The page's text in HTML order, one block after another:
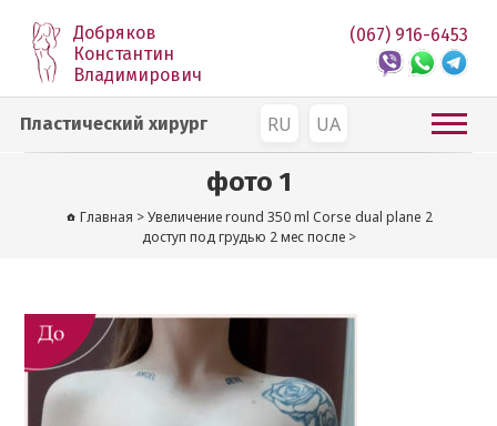
Добряков
Константин
Владимирович
RU UA
(067) 916-6453
Пластический хирург
фото 1
Главная >Увеличение round 350 ml Corse dual plane 2
доступ под грудью 2 мес после>